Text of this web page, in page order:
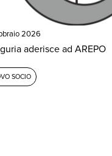
2026
aderisce ad AREPO
SOCIO